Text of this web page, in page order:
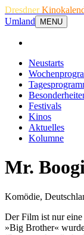
Dresdner
Umland
MENU
Neustarts
Festivals
Kinos
Aktuelles
Kolumne
Mr.
Komödie,
Der Film ist nur
»Big Brother«